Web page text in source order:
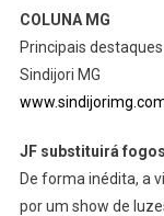
COLUNA MG
Principais
Sindijori MG
JF substituirá
De forma inédita, a
por um show de